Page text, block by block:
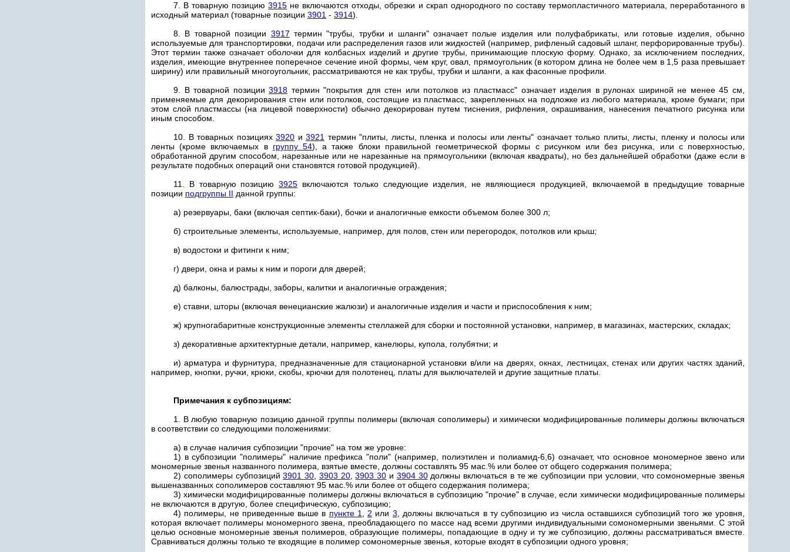
7. В товарную позицию3915 не включаются отходы, обрезки и скрап однородного по составу термопластичного материала, переработанного в
исходный материал (товарные позиции 3901 - 3914).
8. В товарной позиции 3917 термин "трубы, трубки и шланги" означает полые изделия или полуфабрикаты, или готовые изделия, обычно
используемые для транспортировки, подачи или распределения газов или жидкостей (например, рифленый садовый шланг, перфорированные трубы).
Этот термин также означает оболочки для колбасных изделий и другие трубы, принимающие плоскую форму. Однако, за исключением последних,
изделия, имеющие внутреннее поперечное сечение иной формы, чем круг, овал, прямоугольник (в котором длина не более чем в 1,5 раза превышает
ширину) или правильный многоугольник, рассматриваются не как трубы, трубки и шланги, а как фасонные профили.
9. В товарной позиции3918 термин "покрытия для стен или потолков из пластмасс" означает изделия в рулонах шириной не менее 45 см,
применяемые для декорирования стен или потолков, состоящие из пластмасс, закрепленных на подложке из любого материала, кроме бумаги; при
этом слой пластмассы (на лицевой поверхности) обычно декорирован путем тиснения, рифления, окрашивания, нанесения печатного рисунка или
иным способом.
10. В товарных позициях 3920 и 3921 термин "плиты, листы, пленка и полосы или ленты" означает только плиты, листы, пленку и полосы или
ленты (кроме включаемых в группу 54), а также блоки правильной геометрической формы с рисунком или без рисунка, или с поверхностью,
обработанной другим способом, нарезанные или не нарезанные на прямоугольники (включая квадраты), но без дальнейшей обработки (даже если в
результате подобных операций они становятся готовой продукцией).
11. В товарную позицию3925 включаются только следующие изделия, не являющиеся продукцией, включаемой в предыдущие товарные
позиции подгруппы II данной группы:
а) резервуары, баки (включая септик-баки), бочки и аналогичные емкости объемом более 300 л;
б) строительные элементы, используемые, например, для полов, стен или перегородок, потолков или крыш;
в) водостоки и фитинги к ним;
г) двери, окна и рамы к ним и пороги для дверей;
д) балконы, балюстрады, заборы, калитки и аналогичные ограждения;
е) ставни, шторы (включая венецианские жалюзи) и аналогичные изделия и части и приспособления к ним;
ж) крупногабаритные конструкционные элементы стеллажей для сборки и постоянной установки, например, в магазинах, мастерских, складах;
з) декоративные архитектурные детали, например, канелюры, купола, голубятни; и
и) арматура и фурнитура, предназначенные для стационарной установки в/или на дверях, окнах, лестницах, стенах или других частях зданий,
например, кнопки, ручки, крюки, скобы, крючки для полотенец, платы для выключателей и другие защитные платы.
Примечания к субпозициям:
1. В любую товарную позицию данной группы полимеры (включая сополимеры) и химически модифицированные полимеры должны включаться
в соответствии со следующими положениями:
а) в случае наличия субпозиции "прочие" на том же уровне:
1) в субпозиции "полимеры" наличие префикса "поли" (например, полиэтилен и полиамид-6,6) означает, что основное мономерное звено или
мономерные звенья названного полимера, взятые вместе, должны составлять 95 мас.% или более от общего содержания полимера;
2) сополимеры субпозиций3901 30 3903 20,3903 30 и 3904 30должны включаться в те же субпозиции при условии, что сомономерные звенья
вышеназванных сополимеров составляют 95 мас.% или более от общего содержания полимера;
3) химически модифицированные полимеры должны включаться в субпозицию "прочие" в случае, если химически модифицированные полимеры
не включаются в другую, более специфическую, субпозицию;
4) полимеры, не приведенные выше в пункте 1 2 или 3 , должны включаться в ту субпозицию из числа оставшихся субпозиций того же уровня,
которая включает полимеры мономерного звена, преобладающего по массе над всеми другими индивидуальными сомономерными звеньями. С этой
целью основные мономерные звенья полимеров, образующие полимеры, попадающие в одну и ту же субпозицию, должны рассматриваться вместе.
Сравниваться должны только те входящие в полимер сомономерные звенья, которые входят в субпозиции одного уровня;